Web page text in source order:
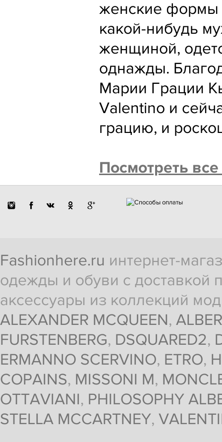
женские формы
какой-нибудь
женщиной,
однажды.
Марии Грации
Valentino и
грацию, и
Посмотреть
Fashionhere.ru интернет-
одежды и обуви с доставкой
аксессуары из коллекций
ALEXANDER MCQUEEN,
FURSTENBERG, DSQUARED2,
ERMANNO SCERVINO, ETRO,
COPAINS, MISSONI M,
OTTAVIANI, PHILOSOPHY
STELLA MCCARTNEY,